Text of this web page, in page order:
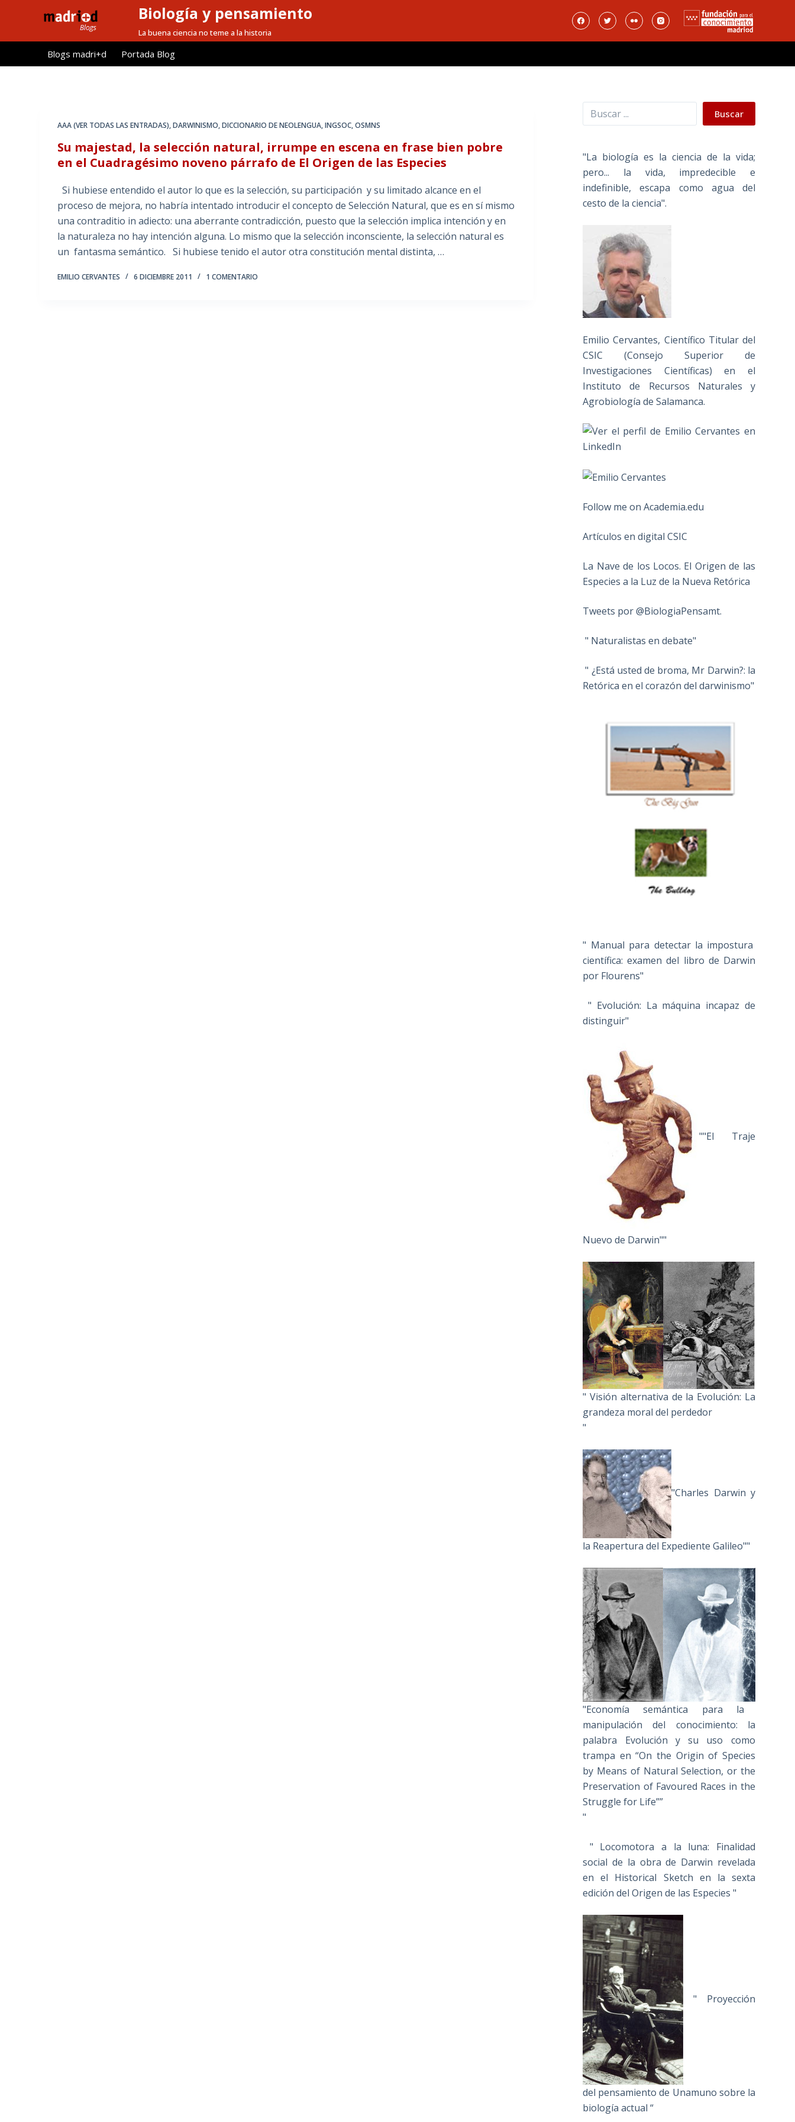
l
Biología y pensamiento
La buena ciencia no teme a la historia
Blogs madri+d Portada Blog
AAA (VER TODAS LAS ENTRADAS),DARWINISMO,DICCIONARIO DE NEOLENGUA,INGSOC,OSMNS
Su majestad, la selección natural, irrumpe en escena en frase bien pobre
en el Cuadragésimo noveno párrafo de El Origen de las Especies
Si hubiese entendido el autor lo que es la selección, su participación y su limitado alcance en el
proceso de mejora, no habría intentado introducir el concepto de Selección Natural, que es en sí mismo
una contraditio in adiecto: una aberrante contradicción, puesto que la selección implica intención y en
la naturaleza no hay intención alguna. Lo mismo que la selección inconsciente, la selección natural es
un fantasma semántico. Si hubiese tenido el autor otra constitución mental distinta, …
EMILIO CERVANTES 6 DICIEMBRE 2011 1 COMENTARIO
Buscar Buscar
"La biología es la ciencia de la vida;
pero... la vida, impredecible e
indefinible, escapa como agua del
cesto de la ciencia".
Emilio Cervantes, Científico Titular del
CSIC (Consejo Superior de
Investigaciones Científicas) en el
Instituto de Recursos Naturales y
Agrobiología de Salamanca.
Follow me on Academia.edu
Artículos en digital CSIC
La Nave de los Locos. El Origen de las
Especies a la Luz de la Nueva Retórica
Tweets por @BiologiaPensamt.
" Naturalistas en debate"
" ¿Está usted de broma, Mr Darwin?: la
Retórica en el corazón del darwinismo"
" Manual para detectar la impostura
científica: examen del libro de Darwin
por Flourens"
" Evolución: La máquina incapaz de
distinguir"
""El Traje
Nuevo de Darwin""
" Visión alternativa de la Evolución: La
grandeza moral del perdedor
"
"Charles Darwin y
la Reapertura del Expediente Galileo""
"Economía semántica para la
manipulación del conocimiento: la
palabra Evolución y su uso como
trampa en “On the Origin of Species
by Means of Natural Selection, or the
Preservation of Favoured Races in the
Struggle for Life””
"
" Locomotora a la luna: Finalidad
social de la obra de Darwin revelada
en el Historical Sketch en la sexta
edición del Origen de las Especies "
" Proyección
del pensamiento de Unamuno sobre la
biología actual “